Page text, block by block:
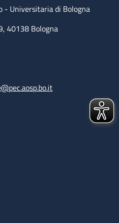
- Universitaria di Bologna
40138 Bologna